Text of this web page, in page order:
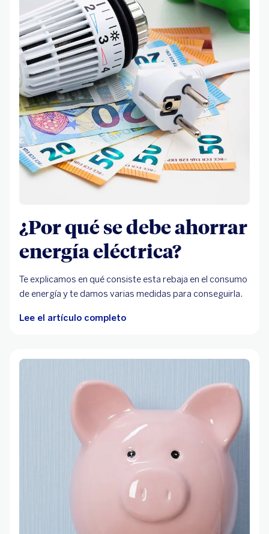
¿Por qué se debe ahorrar
energía eléctrica?
Te explicamos en qué consiste esta rebaja en el consumo
de energía y te damos varias medidas para conseguirla.
Lee el artículo completo